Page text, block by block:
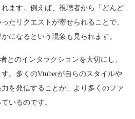
ます。例えば、視聴者から「どんど
たリクエストが寄せられることで、
になるという現象も見られます。
とのインタラクションを大切にし、
。多くのVtuberが自らのスタイルや
を発信することが、より多くのファ
いるのです。